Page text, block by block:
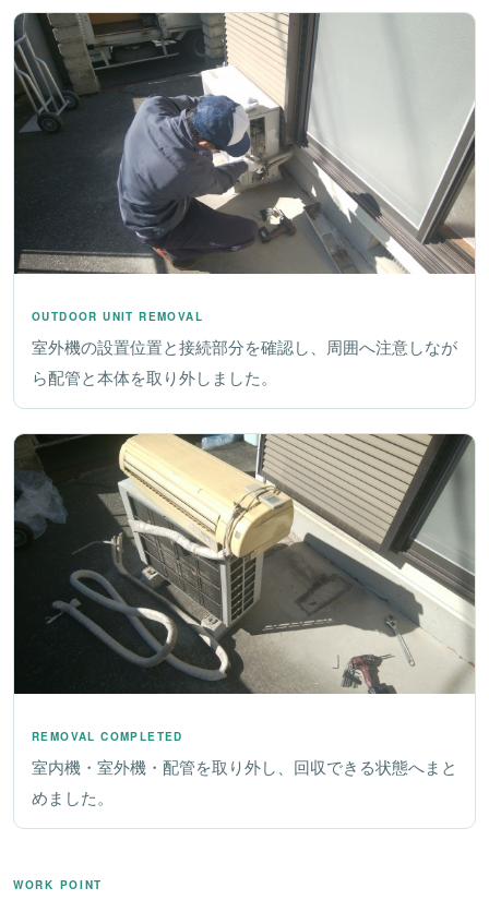
OUTDOOR UNIT REMOVAL
室外機の設置位置と接続部分を確認し、周囲へ注意しなが
ら配管と本体を取り外しました。
REMOVAL COMPLETED
室内機・室外機・配管を取り外し、回収できる状態へまと
めました。
WORK POINT